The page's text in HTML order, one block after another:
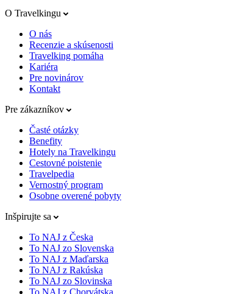
O Travelkingu
O nás
Recenzie a skúsenosti
Travelking pomáha
Kariéra
Pre novinárov
Kontakt
Pre zákazníkov
Časté otázky
Benefity
Hotely na Travelkingu
Cestovné poistenie
Travelpedia
Vernostný program
Osobne overené pobyty
Inšpirujte sa
To NAJ z Česka
To NAJ zo Slovenska
To NAJ z Maďarska
To NAJ z Rakúska
To NAJ zo Slovinska
To NAJ z Chorvátska